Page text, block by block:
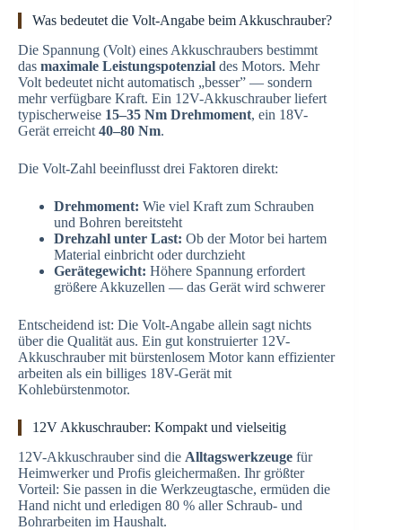
Was bedeutet die Volt-Angabe beim Akkuschrauber?
Die Spannung (Volt) eines Akkuschraubers bestimmt
das maximale Leistungspotenzial des Motors. Mehr
Volt bedeutet nicht automatisch „besser” — sondern
mehr verfügbare Kraft. Ein 12V-Akkuschrauber liefert
typischerweise 15–35 Nm Drehmoment, ein 18V-
Gerät erreicht 40–80 Nm.
Die Volt-Zahl beeinflusst drei Faktoren direkt:
Drehmoment: Wie viel Kraft zum Schrauben
und Bohren bereitsteht
Drehzahl unter Last: Ob der Motor bei hartem
Material einbricht oder durchzieht
Gerätegewicht: Höhere Spannung erfordert
größere Akkuzellen — das Gerät wird schwerer
Entscheidend ist: Die Volt-Angabe allein sagt nichts
über die Qualität aus. Ein gut konstruierter 12V-
Akkuschrauber mit bürstenlosem Motor kann effizienter
arbeiten als ein billiges 18V-Gerät mit
Kohlebürstenmotor.
12V Akkuschrauber: Kompakt und vielseitig
12V-Akkuschrauber sind die Alltagswerkzeuge für
Heimwerker und Profis gleichermaßen. Ihr größter
Vorteil: Sie passen in die Werkzeugtasche, ermüden die
Hand nicht und erledigen 80 % aller Schraub- und
Bohrarbeiten im Haushalt.